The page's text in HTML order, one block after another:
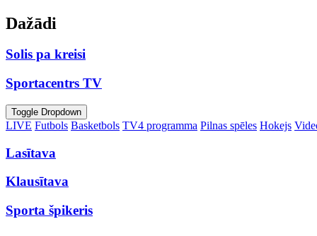
Dažādi
Solis pa kreisi
Sportacentrs TV
Toggle Dropdown
LIVE Futbols Basketbols TV4 programma Pilnas spēles Hokejs
Lasītava
Klausītava
Sporta špikeris